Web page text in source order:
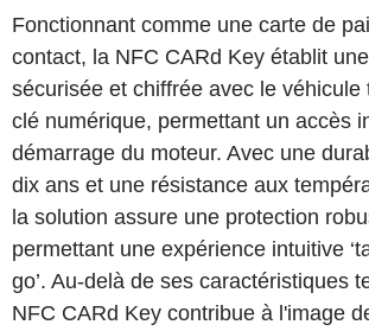
Fonctionnant comme une carte de
contact, la NFC CARd Key établit
sécurisée et chiffrée avec le véhicule
clé numérique, permettant un accès
démarrage du moteur. Avec une
dix ans et une résistance aux
la solution assure une protection
permettant une expérience intuitive
go’. Au-delà de ses caractéristiques
NFC CARd Key contribue à l'image